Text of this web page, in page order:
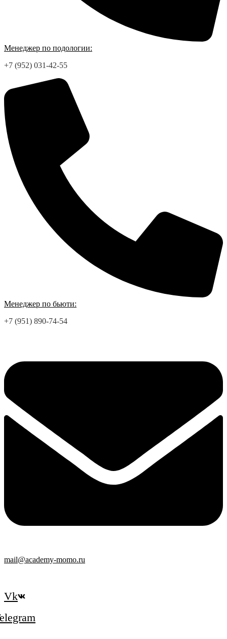
Менеджер по подологии:
+7 (952) 031-42-55
Менеджер по бьюти:
+7 (951) 890-74-54
mail@academy-momo.ru
Vk